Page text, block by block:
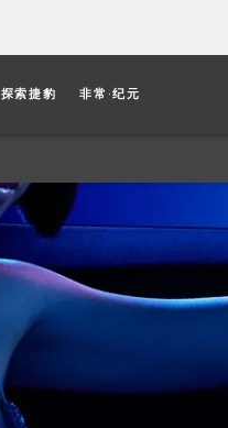
探索捷豹 非常·纪元